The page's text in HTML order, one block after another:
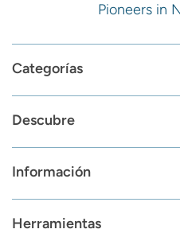
Pioneers in
Categorías
Descubre
Información
Herramientas